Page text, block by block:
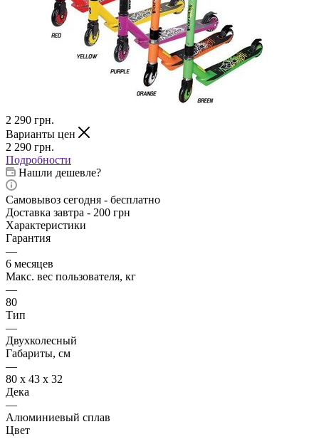
2 290 грн.
Варианты цен
2 290 грн.
Подробности
Нашли дешевле?
Самовывоз сегодня - бесплатно
Доставка завтра - 200 грн
Характеристики
Гарантия
—
6 месяцев
Макс. вес пользователя, кг
—
80
Тип
—
Двухколесный
Габариты, см
—
80 x 43 x 32
Дека
—
Алюминиевый сплав
Цвет